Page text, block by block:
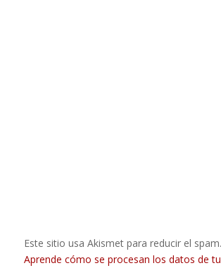
Este sitio usa Akismet para reducir el spam.
Aprende cómo se procesan los datos de